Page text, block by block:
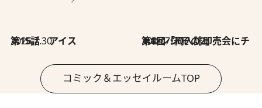
2026.7.30
第15話 アイス 2026.7.30
第8回「同人誌即売会にチャレンジ その2」
コミック＆エッセイルームTOP